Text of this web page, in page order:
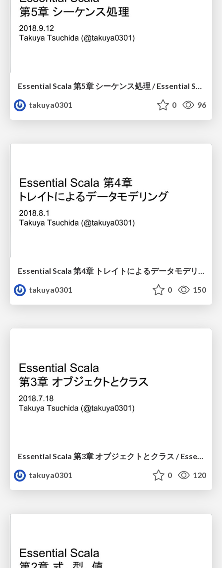
Essential Scala 第5章 シーケンス処理 / Essential Scala Chapter 5 Sequencing Computations
takuya0301
0 96
Essential Scala 第4章 トレイトによるデータモデリング / Essential Scala Chapter 4 Modelling Data with Traits
takuya0301
0 150
Essential Scala 第3章 オブジェクトとクラス / Essential Scala Chapter 3 Objects and Classes
takuya0301
0 120